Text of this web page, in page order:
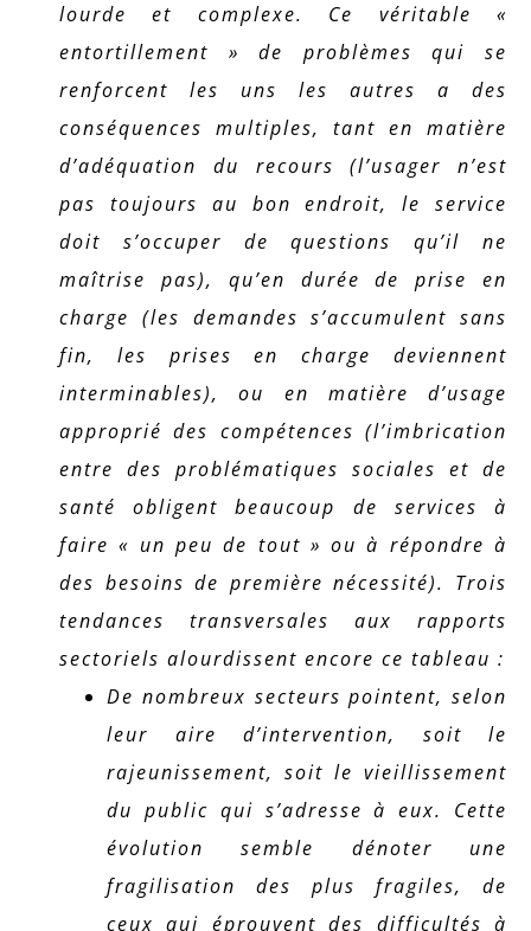
lourde et complexe. Ce véritable «
entortillement » de problèmes qui se
renforcent les uns les autres a des
conséquences multiples, tant en matière
d’adéquation du recours (l’usager n’est
pas toujours au bon endroit, le service
doit s’occuper de questions qu’il ne
maîtrise pas), qu’en durée de prise en
charge (les demandes s’accumulent sans
fin, les prises en charge deviennent
interminables), ou en matière d’usage
approprié des compétences (l’imbrication
entre des problématiques sociales et de
santé obligent beaucoup de services à
faire « un peu de tout » ou à répondre à
des besoins de première nécessité). Trois
tendances transversales aux rapports
sectoriels alourdissent encore ce tableau :
De nombreux secteurs pointent, selon
leur aire d’intervention, soit le
rajeunissement, soit le vieillissement
du public qui s’adresse à eux. Cette
évolution semble dénoter une
fragilisation des plus fragiles, de
ceux qui éprouvent des difficultés à